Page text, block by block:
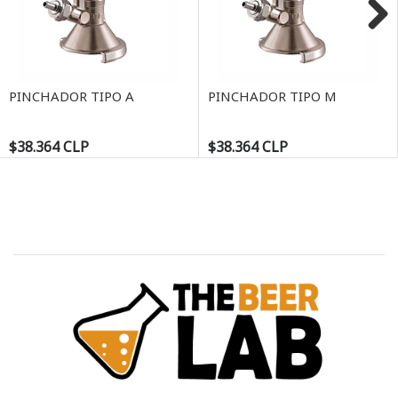
PINCHADOR TIPO A
$38.364 CLP
PINCHADOR TIPO M
$38.364 CLP